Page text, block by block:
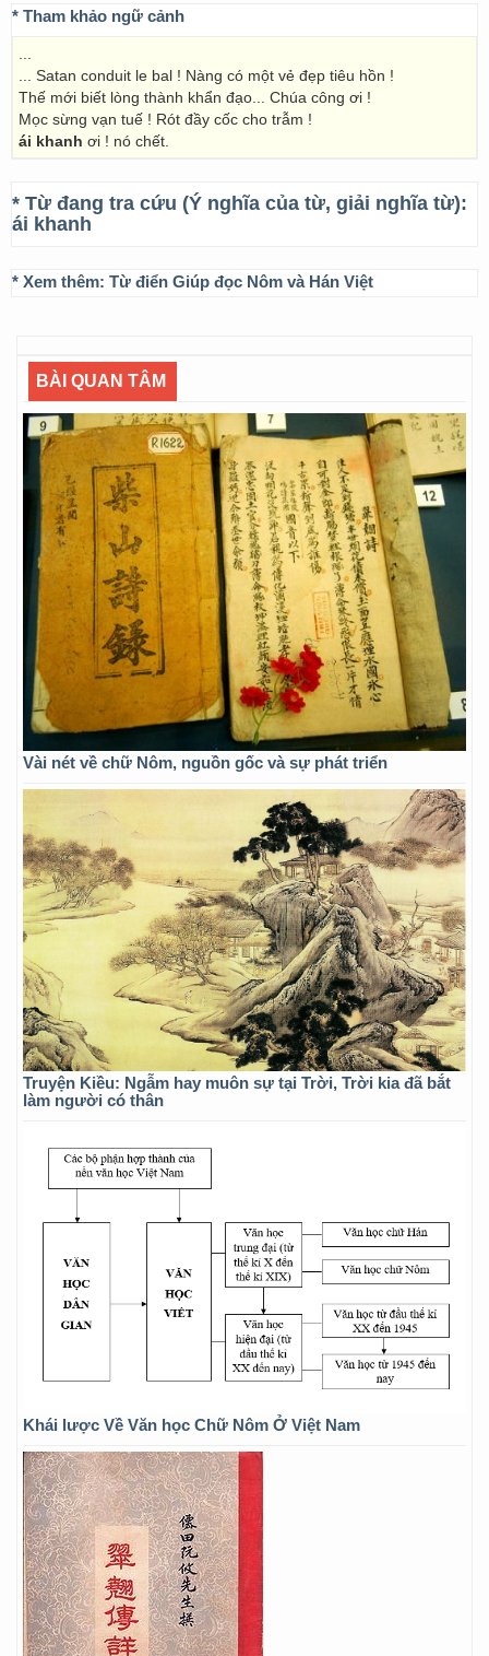
* Tham khảo ngữ cảnh
... Satan conduit le bal ! Nàng có một vẻ đẹp tiêu hồn !
Thế mới biết lòng thành khẩn đạo... Chúa công ơi !
Mọc sừng vạn tuế ! Rót đầy cốc cho trẫm !
ái khanh ơi ! nó chết.
* Từ đang tra cứu (Ý nghĩa của từ, giải nghĩa từ):
ái khanh
* Xem thêm: Từ điển Giúp đọc Nôm và Hán Việt
BÀI QUAN TÂM
Vài nét về chữ Nôm, nguồn gốc và sự phát triển
Truyện Kiều: Ngẫm hay muôn sự tại Trời, Trời kia đã bắt
làm người có thân
Khái lược Về Văn học Chữ Nôm Ở Việt Nam